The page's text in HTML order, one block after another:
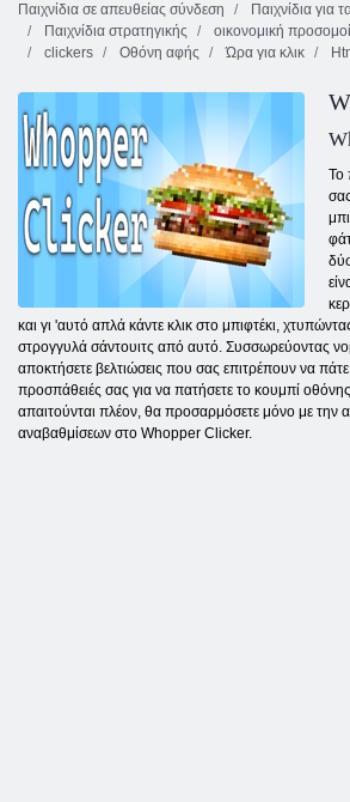
Παιχνίδια σε απευθείας σύνδεση
Παιχνίδια για
Παιχνίδια στρατηγικής
οικονομική
clickers
Οθόνη αφής Ώρα για κλικ
Το
και γι 'αυτό απλά κάντε κλικ στο μπιφτέκι,
στρογγυλά σάντουιτς από αυτό. Συσσωρεύοντας
αποκτήσετε βελτιώσεις που σας επιτρέπουν να
προσπάθειές σας για να πατήσετε το κουμπί
απαιτούνται πλέον, θα προσαρμόσετε μόνο με την
αναβαθμίσεων στο Whopper Clicker.